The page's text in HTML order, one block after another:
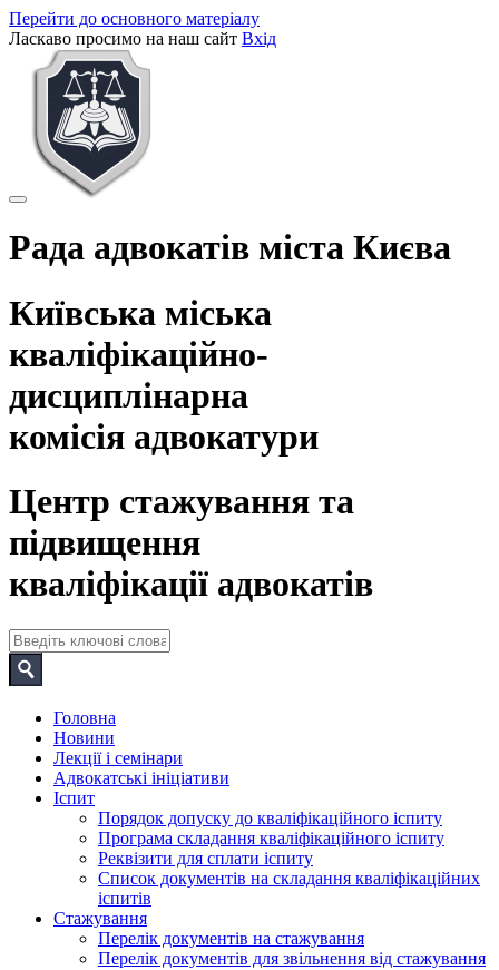
Перейти до основного матеріалу
Ласкаво просимо на наш сайт Вхід
Рада адвокатів міста Києва
Київська міська
кваліфікаційно-
дисциплінарна
комісія адвокатури
Центр стажування та
підвищення
кваліфікації адвокатів
Головна
Новини
Лекції і семінари
Адвокатські ініціативи
Іспит
Порядок допуску до кваліфікаційного іспиту
Програма складання кваліфікаційного іспиту
Реквізити для сплати іспиту
Список документів на складання кваліфікаційних
іспитів
Стажування
Перелік документів на стажування
Перелік документів для звільнення від стажування